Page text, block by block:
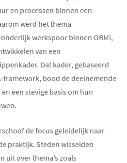
en processen binnen een
werd het thema
werkspoor binnen OBMi,
van een
Dat kader, gebaseerd
bood de deelnemende
een stevige basis om hun
de focus geleidelijk naar
praktijk. Steden wisselden
uit over thema’s zoals